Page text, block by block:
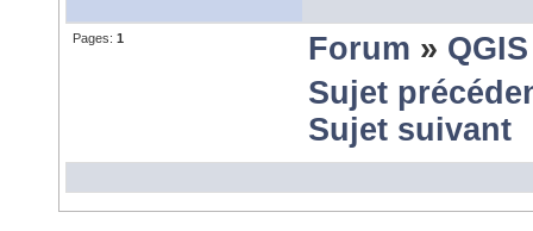
Pages: 1 Forum » QGIS
Sujet
Sujet suivant